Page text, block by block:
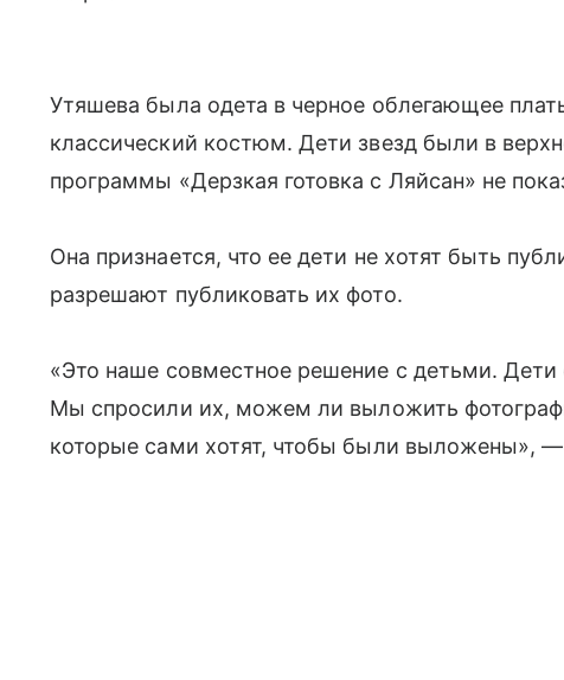
Утяшева была одета в черное облегающее
классический костюм. Дети звезд были в
программы «Дерзкая готовка с Ляйсан» не
Она признается, что ее дети не хотят быть
разрешают публиковать их фото.
«Это наше совместное решение с детьми. Дети
Мы спросили их, можем ли выложить
которые сами хотят, чтобы были выложены», —